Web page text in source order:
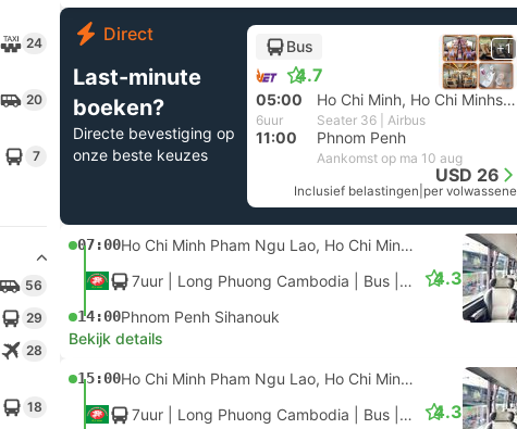
24
20
7
56
29
28
18
Direct
Last-minute
boeken?
Directe bevestiging op
onze beste keuzes
Bus
4.7
+1
05:00 Ho Chi Minh, Ho Chi Minhstad
6uur Seater 36 | Airbus
11:00 Phnom Penh
Aankomst op ma 10 aug
USD 26
Inclusief belastingen per volwassene
07:00
Ho Chi Minh Pham Ngu Lao, Ho Chi Minhstad
7uur | Long Phuong Cambodia Bus Luxueus
14:00Phnom Penh Sihanouk
4.3
Bekijk details
15:00
Ho Chi Minh Pham Ngu Lao, Ho Chi Minhstad
7uur | Long Phuong Cambodia Bus Luxueus
4.3